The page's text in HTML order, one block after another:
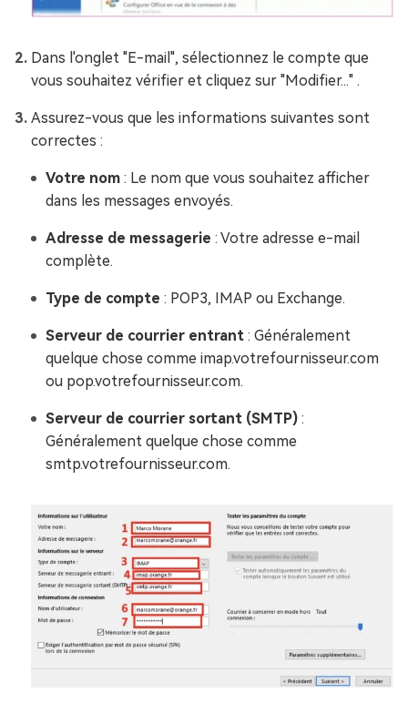
Dans l'onglet "E-mail", sélectionnez le compte que
vous souhaitez vérifier et cliquez sur "Modifier..." .
Assurez-vous que les informations suivantes sont
correctes :
Votre nom : Le nom que vous souhaitez afficher
dans les messages envoyés.
Adresse de messagerie : Votre adresse e-mail
complète.
Type de compte : POP3, IMAP ou Exchange.
Serveur de courrier entrant : Généralement
quelque chose comme imap.votrefournisseur.com
ou pop.votrefournisseur.com.
Serveur de courrier sortant (SMTP) :
Généralement quelque chose comme
smtp.votrefournisseur.com.